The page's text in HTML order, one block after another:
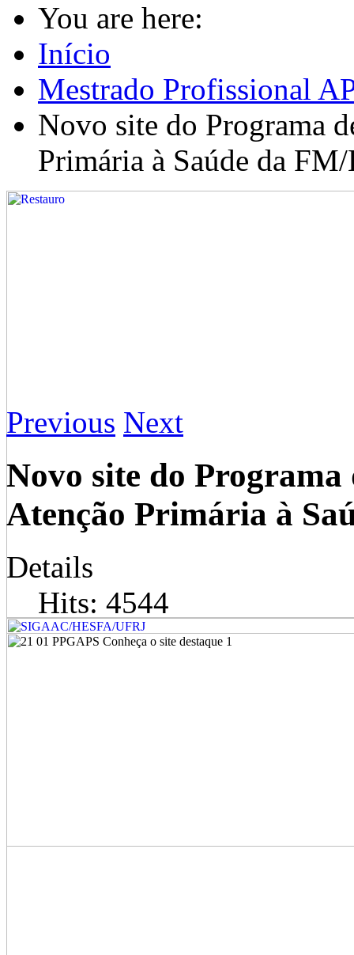
You are here:
Início
Mestrado Profissional
Novo site do Programa
Primária à Saúde da
Previous Next
Novo site do Programa
Atenção Primária à
Details
Hits: 4544